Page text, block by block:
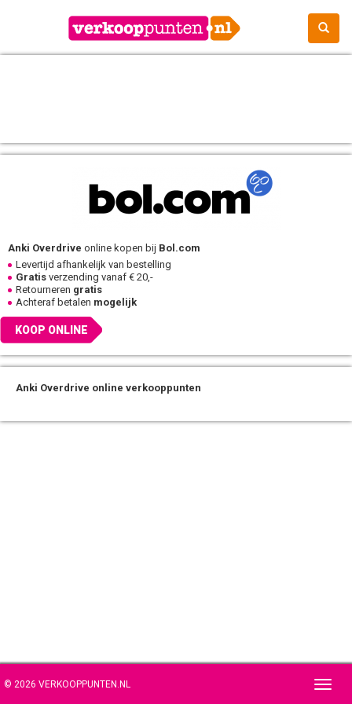
Anki Overdrive online kopen bij Bol.com
Levertijd afhankelijk van bestelling
Gratis verzending vanaf € 20,-
Retourneren gratis
Achteraf betalen mogelijk
KOOP ONLINE
Anki Overdrive online verkooppunten
© 2026 VERKOOPPUNTEN.NL